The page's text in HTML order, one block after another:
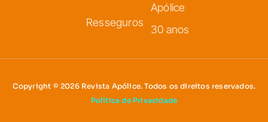
Resseguros
Apólice
30 anos
Copyright © 2026 Revista Apólice. Todos os direitos reservados.
Política de Privacidade